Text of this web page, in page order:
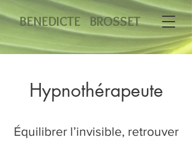
BENEDICTE BROSSET
Hypnothérapeute
Équilibrer l’invisible, retrouver